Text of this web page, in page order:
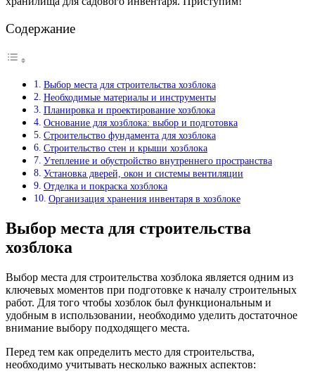
Содержание
Выбор места для строительства хозблока
Необходимые материалы и инструменты
Планировка и проектирование хозблока
Основание для хозблока: выбор и подготовка
Строительство фундамента для хозблока
Строительство стен и крыши хозблока
Утепление и обустройство внутреннего пространства
Установка дверей, окон и системы вентиляции
Отделка и покраска хозблока
Организация хранения инвентаря в хозблоке
Выбор места для строительства
хозблока
Выбор места для строительства хозблока является одним из
ключевых моментов при подготовке к началу строительных
работ. Для того чтобы хозблок был функциональным и
удобным в использовании, необходимо уделить достаточное
внимание выбору подходящего места.
Перед тем как определить место для строительства,
необходимо учитывать несколько важных аспектов: